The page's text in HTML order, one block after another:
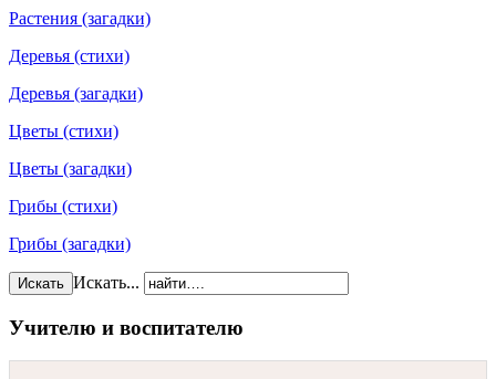
Растения (загадки)
Деревья (стихи)
Деревья (загадки)
Цветы (стихи)
Цветы (загадки)
Грибы (стихи)
Грибы (загадки)
Искать Искать...
Учителю и воспитателю